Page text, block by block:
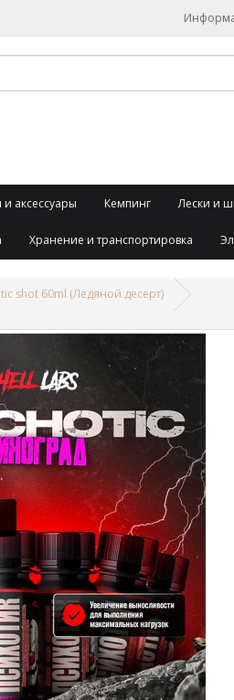
аксессуары Кемпинг Лески и
Хранение и транспортировка
shot 60ml (Ледяной десерт)